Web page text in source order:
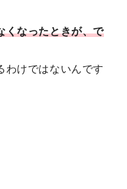
くなったときが、で
わけではないんです